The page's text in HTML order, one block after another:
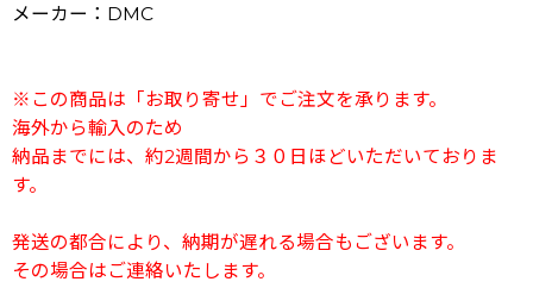
メーカー：DMC
※この商品は「お取り寄せ」でご注文を承ります。
海外から輸入のため
納品までには、約2週間から３０日ほどいただいておりま
す。
発送の都合により、納期が遅れる場合もございます。
その場合はご連絡いたします。